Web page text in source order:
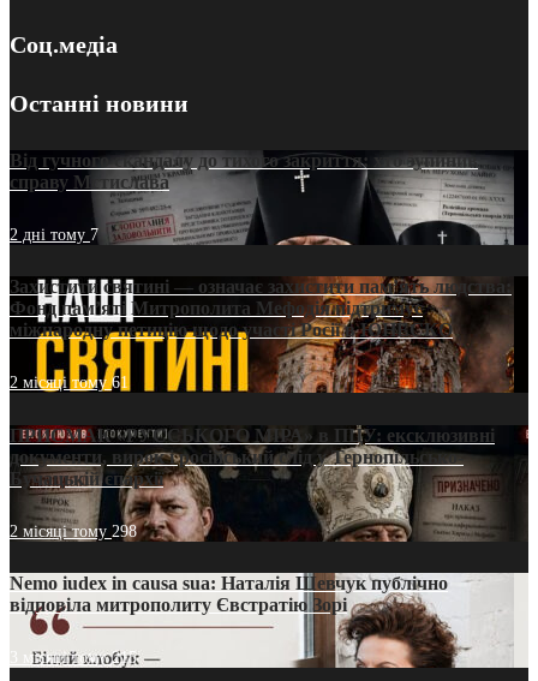
Соц.медіа
Останні новини
Від гучного скандалу до тихого закриття: хто зупинив
справу Мстислава
2 дні тому 7
Захистити святині — означає захистити пам’ять людства:
Фонд пам’яті Митрополита Мефодія підтримує
міжнародну петицію щодо участі Росії в ЮНЕСКО
2 місяці тому61
ПРИСМАК «РУССЬКОГО МІРА» в ПЦУ: ексклюзивні
документи, вирок і російський слід у Тернопільсько-
Бучацькій єпархії
2 місяці тому 298
Nemo iudex in causa sua: Наталія Шевчук публічно
відповіла митрополиту Євстратію Зорі
3 місяці тому215